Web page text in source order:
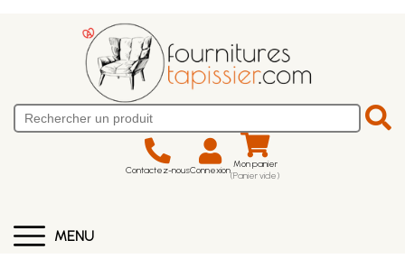
Contactez-nousConnexion Mon panier
(Panier vide)
MENU